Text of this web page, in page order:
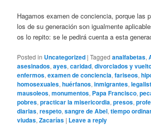
Hagamos examen de conciencia, porque las
los de su generación son igualmente
os lo repito: se le pedirá cuenta a esta
Posted in Uncategorized |Tagged analfabetas,
asesinados,ayes,caridad,divorciados y
enfermos,examen de conciencia,fariseos,
homosexuales,huérfanos,inmigrantes,
mausoleos,monumentos, Papa Francisco,
pobres,practicar la misericordia,presos,
diarias,respeto,sangre de Abel,tiempo
viudas,Zacarías | Leave a reply